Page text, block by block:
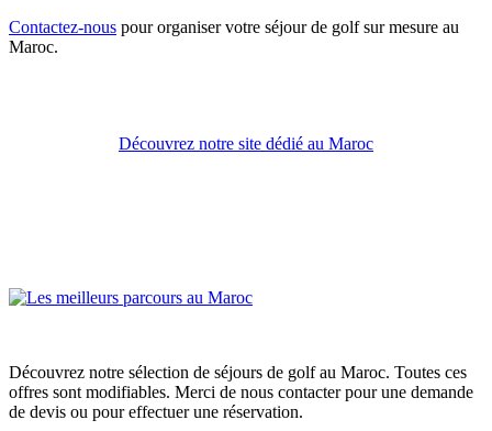
Contactez-nous pour organiser votre séjour de golf sur mesure au
Maroc.
Découvrez notre site dédié au Maroc
Découvrez notre sélection de séjours de golf au Maroc. Toutes ces
offres sont modifiables. Merci de nous contacter pour une demande
de devis ou pour effectuer une réservation.